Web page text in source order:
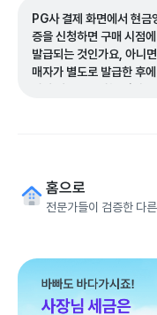
PG사 결제 화면에서 현금
증을 신청하면 구매 시점
발급되는 것인가요, 아니
매자가 별도로 발급한 후
자가 다운로드하는 방식인
홈으로
전문가들이 검증한 다